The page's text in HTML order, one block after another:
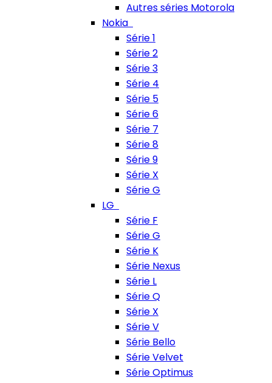
Autres séries Motorola
Nokia
Série 1
Série 2
Série 3
Série 4
Série 5
Série 6
Série 7
Série 8
Série 9
Série X
Série G
LG
Série F
Série G
Série K
Série Nexus
Série L
Série Q
Série X
Série V
Série Bello
Série Velvet
Série Optimus